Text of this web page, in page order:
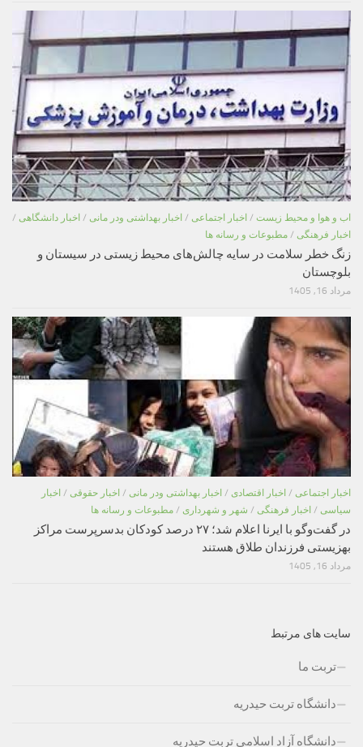
اب و هوا و محیط زیست / اخبار اجتماعی / اخبار بهداشتی ودر مانی / اخبار دانشگاهی /
اخبار فرهنگی / مطبوعات و رسانه ها
زنگ خطر سلامت در سایه چالش‌های محیط زیستی در سیستان و
بلوچستان
مرداد 16, 1405
اخبار اجتماعی / اخبار اقتصادی / اخبار بهداشتی ودر مانی / اخبار حقوقی / اخبار
سیاسی / اخبار فرهنگی / شهر و شهرداری / مطبوعات و رسانه ها
در گفت‌وگو با ایرنا اعلام شد؛ ۲۷ درصد کودکان بدسرپرست مراکز
بهزیستی فرزندان طلاق هستند
مرداد 16, 1405
سایت های مرتبط
تربت ما
دانشگاه تربت حیدریه
دانشگاه آزاد اسلامی تربت حیدریه